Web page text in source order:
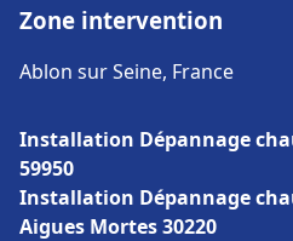
Zone intervention
Ablon sur Seine, France
Installation Dépannage
59950
Installation Dépannage
Aigues Mortes 30220